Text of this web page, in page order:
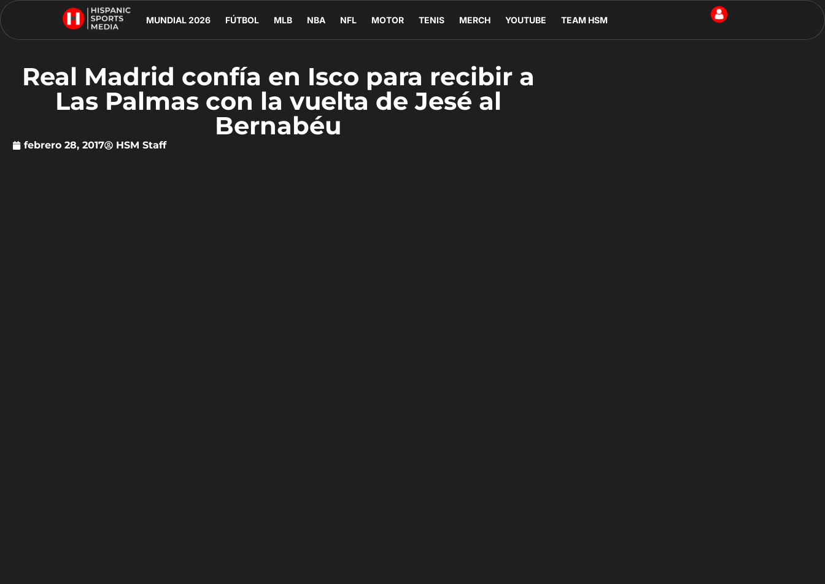
MUNDIAL 2026 FÚTBOL MLB NBA NFL MOTOR TENIS MERCH YOUTUBE TEAM HSM
Real Madrid confía en Isco para recibir a
Las Palmas con la vuelta de Jesé al
Bernabéu
febrero 28, 2017 HSM Staff